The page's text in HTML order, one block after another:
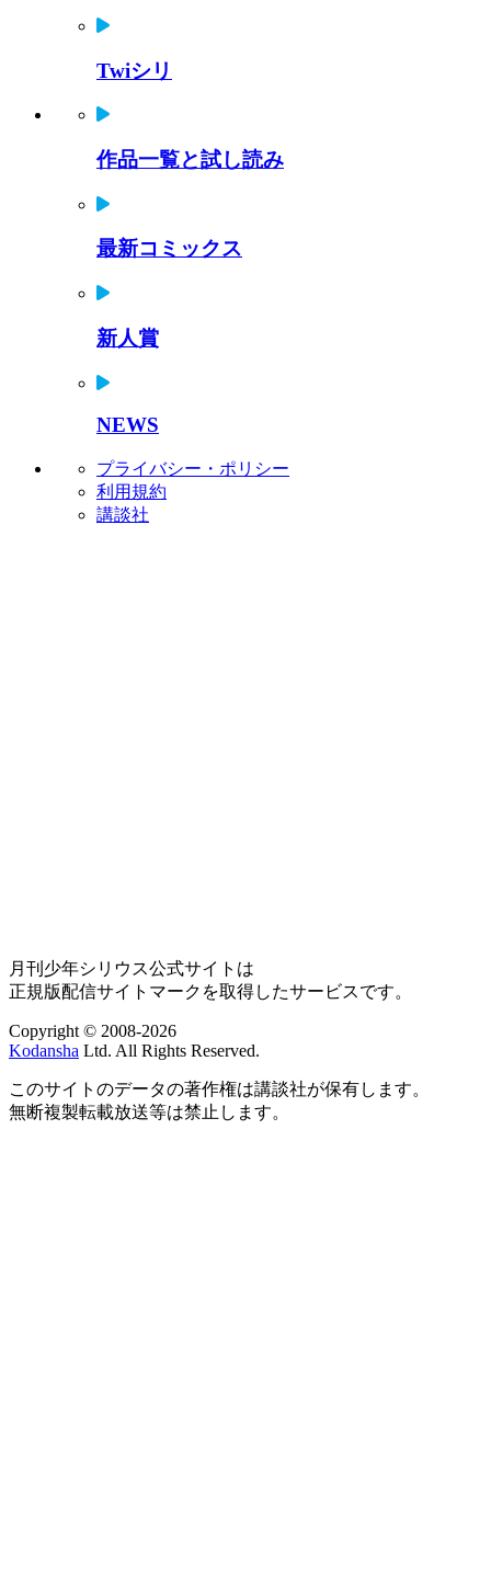
Twiシリ
作品一覧と試し読み
最新コミックス
新人賞
NEWS
プライバシー・ポリシー
利用規約
講談社
月刊少年シリウス公式サイトは
正規版配信サイトマークを取得したサービスです。
Copyright © 2008-2026
Kodansha Ltd. All Rights Reserved.
このサイトのデータの著作権は講談社が保有します。
無断複製転載放送等は禁止します。